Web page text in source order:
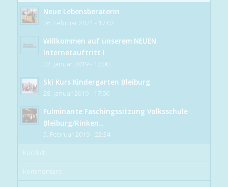
Neue Lebensberaterin
26. Februar 2021 - 17:02
Willkommen auf unserem NEUEN
Internetauftritt !
22. Januar 2019 - 12:00
Ski Kurs Kindergarten Bleiburg
28. Januar 2019 - 17:06
Fulminante Faschingssitzung Volksschule
Bleiburg/Rinken...
5. Februar 2019 - 22:34
Kürzlich
Kommentare